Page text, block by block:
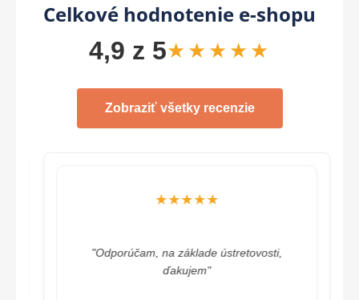
Celkové hodnotenie e-shopu
4,9 z 5★★★★★
Zobraziť všetky recenzie
★★★★★
"Odporúčam, na základe ústretovosti,
ďakujem"